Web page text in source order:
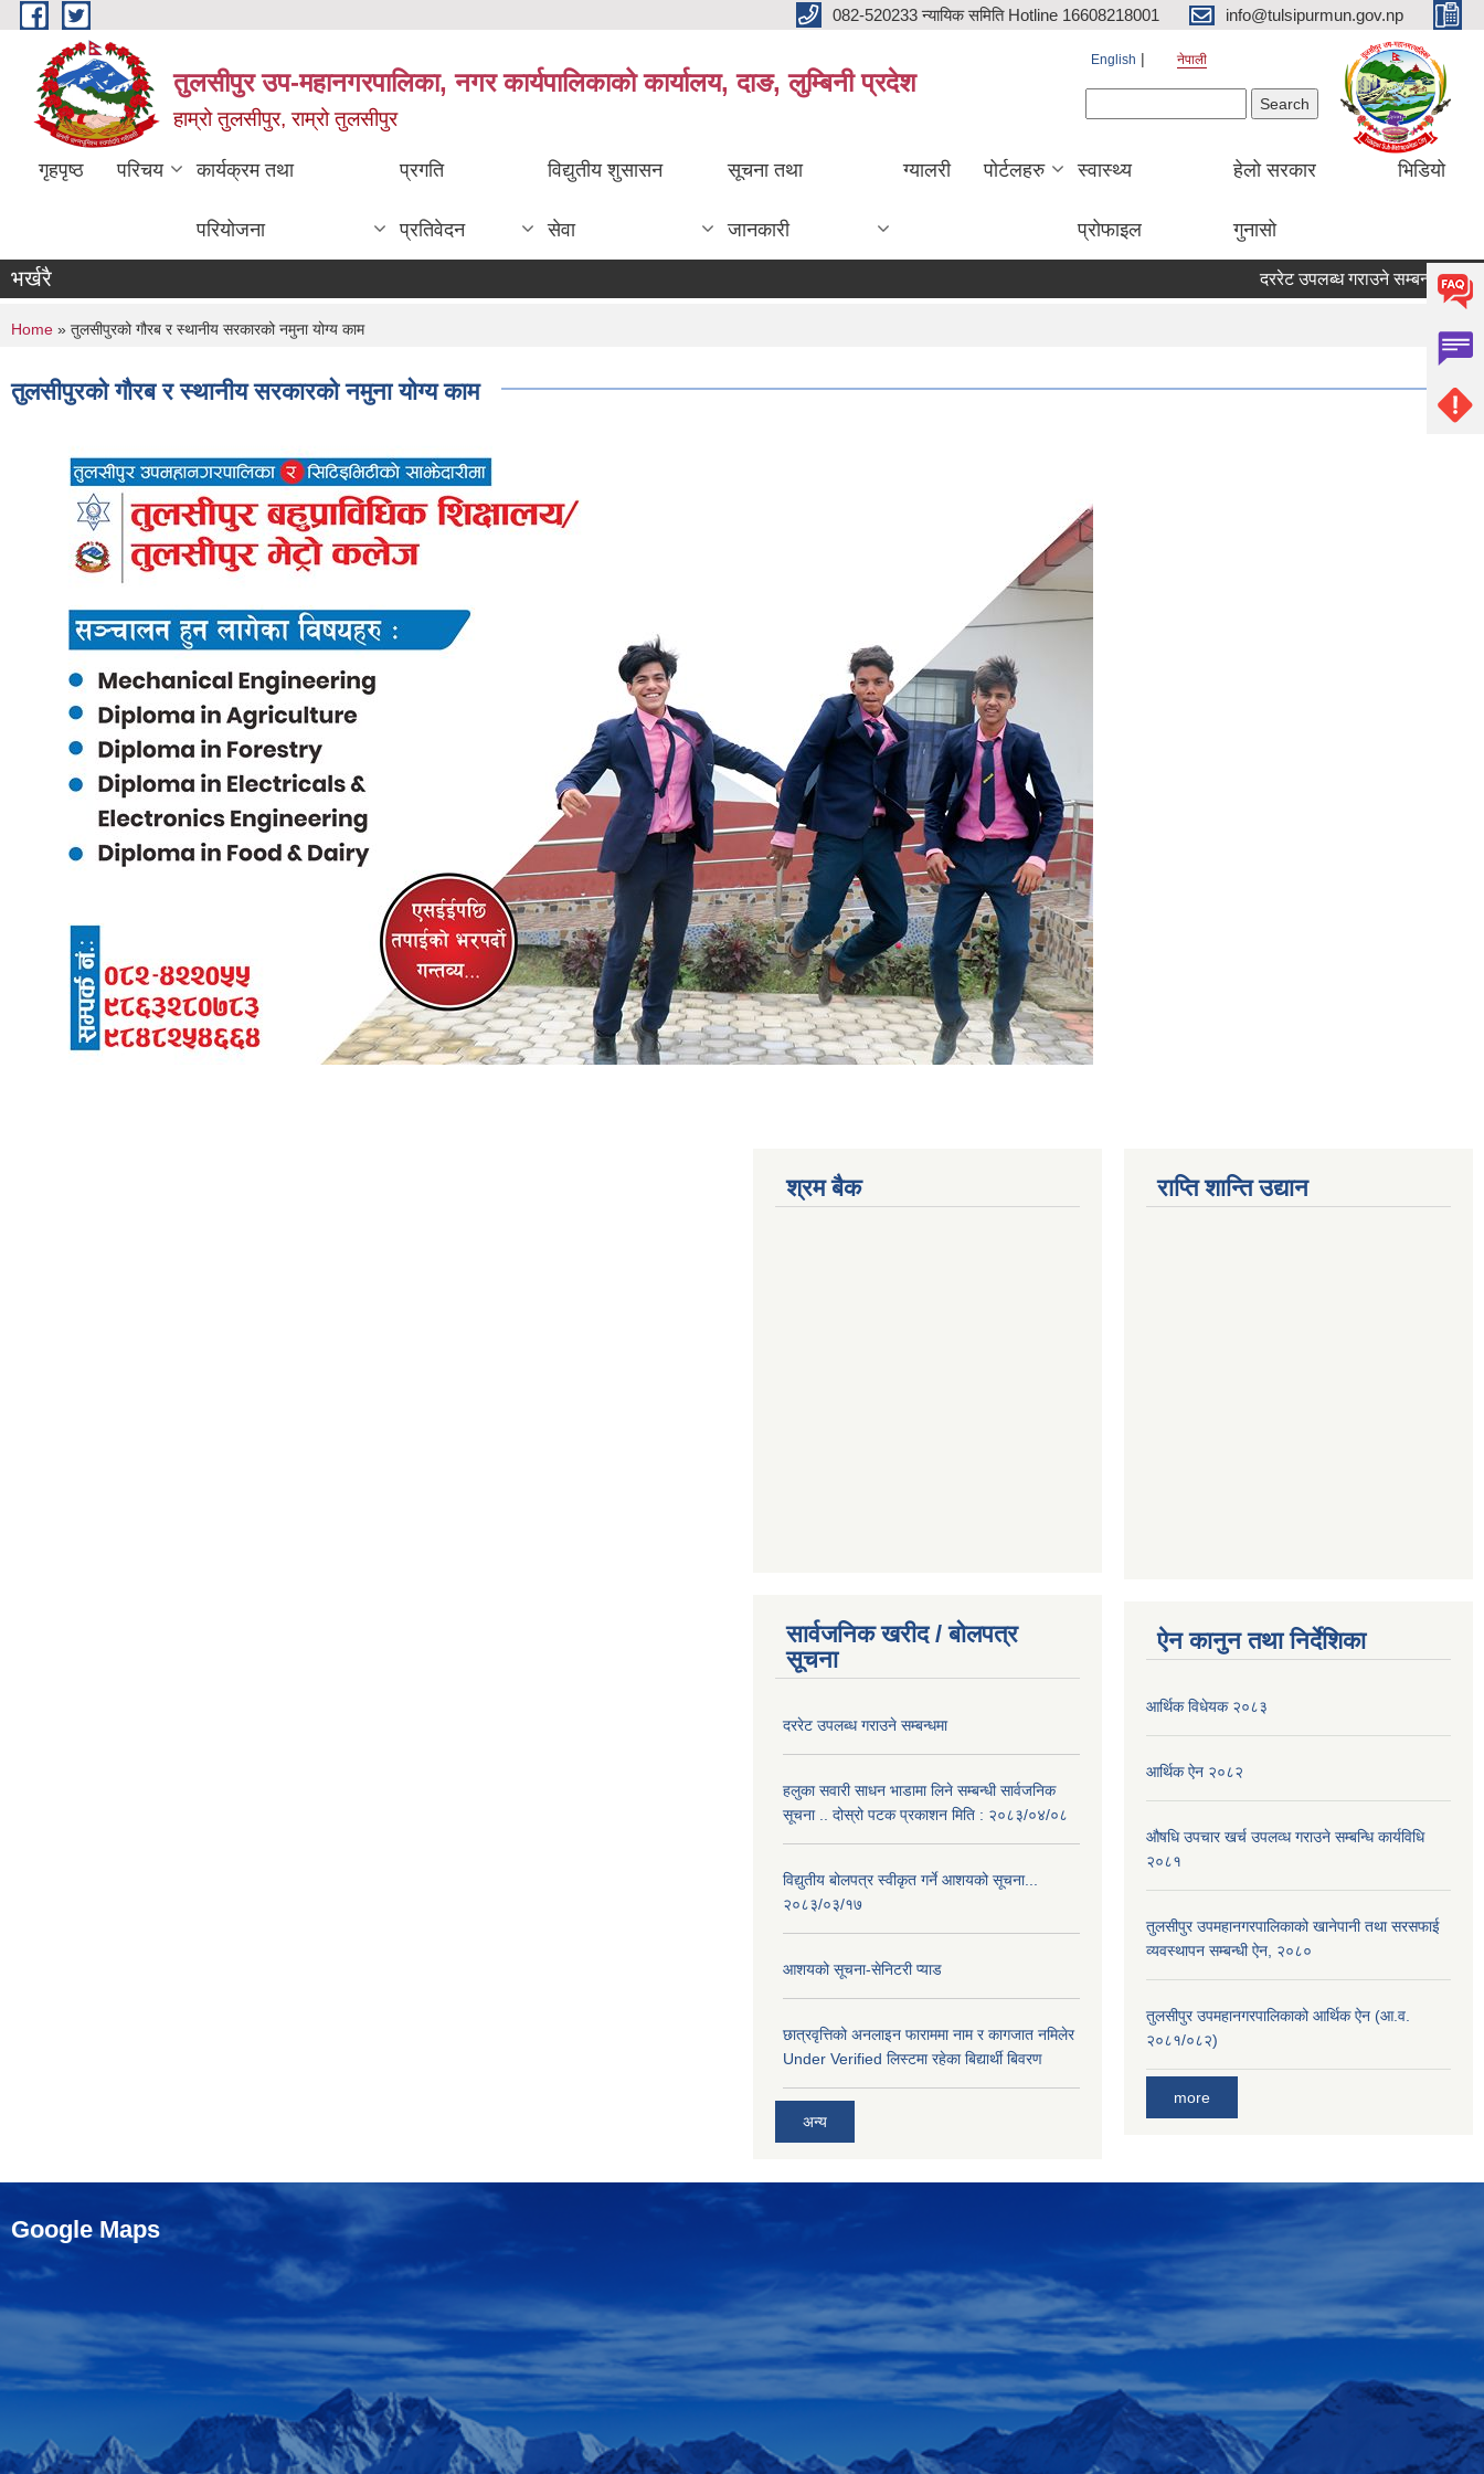
Skip to main content 082-520233 न्यायिक समिति Hotline 16608218001 info@tulsipurmun.gov.np
तुलसीपुर उप-महानगरपालिका, नगर कार्यपालिकाको कार्यालय, दाङ, लुम्बिनी प्रदेश
हाम्रो तुलसीपुर, राम्रो तुलसीपुर
English नेपाली
गृहपृष्ठ परिचय कार्यक्रम तथा
परियोजना
प्रगति
प्रतिवेदन
विद्युतीय शुसासन
सेवा
सूचना तथा
जानकारी
ग्यालरी पोर्टलहरु स्वास्थ्य
प्रोफाइल
हेलो सरकार
गुनासो
भिडियो
भर्खरै दररेट उपलब्ध गराउने सम्बन्धमा सरुवा
You are here
Home » तुलसीपुरको गौरब र स्थानीय सरकारको नमुना योग्य काम
तुलसीपुरको गौरब र स्थानीय सरकारको नमुना योग्य काम
श्रम बैक
सार्वजनिक खरीद / बोलपत्र
सूचना
दररेट उपलब्ध गराउने सम्बन्धमा
हलुका सवारी साधन भाडामा लिने सम्बन्धी सार्वजनिक
सूचना .. दोस्रो पटक प्रकाशन मिति : २०८३/०४/०८
विद्युतीय बोलपत्र स्वीकृत गर्ने आशयको सूचना...
२०८३/०३/१७
आशयको सूचना-सेनिटरी प्याड
छात्रवृत्तिको अनलाइन फाराममा नाम र कागजात नमिलेर
Under Verified लिस्टमा रहेका बिद्यार्थी बिवरण
अन्य
राप्ति शान्ति उद्यान
ऐन कानुन तथा निर्देशिका
आर्थिक विधेयक २०८३
आर्थिक ऐन २०८२
औषधि उपचार खर्च उपलव्ध गराउने सम्बन्धि कार्यविधि
२०८१
तुलसीपुर उपमहानगरपालिकाको खानेपानी तथा सरसफाई
व्यवस्थापन सम्बन्धी ऐन, २०८०
तुलसीपुर उपमहानगरपालिकाको आर्थिक ऐन (आ.व.
२०८१/०८२)
more
Google Maps